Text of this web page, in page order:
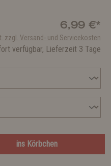
6,99 €*
zzgl. Versand- und Servicekosten
verfügbar, Lieferzeit 3 Tage
ins Körbchen